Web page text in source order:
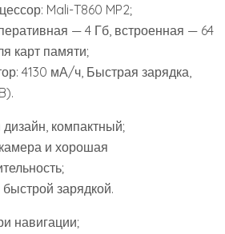
Mali-T860 MP2;
— 4 Гб, встроенная — 64
карт памяти;
4130 мА/ч, Быстрая зарядка,
компактный;
и хорошая
зарядкой.
навигации;